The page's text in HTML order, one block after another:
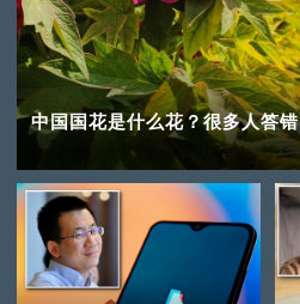
中国国花是什么花？很多人答